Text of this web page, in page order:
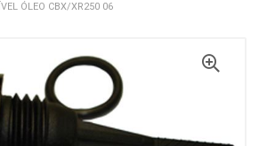
ÓLEO CBX/XR250 06